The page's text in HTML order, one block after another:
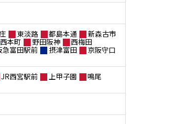
東淡路 都島本通
新森古市
西本町 野田阪神
西梅田
急富田駅前 摂津富田
京阪守口
JR西宮駅前 上甲子園
鳴尾